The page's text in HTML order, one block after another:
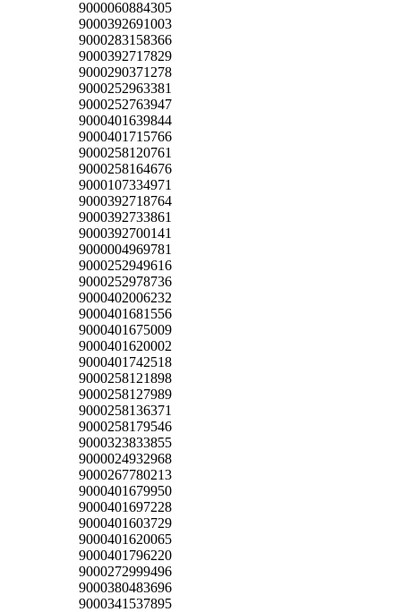
9000060884305
9000392691003
9000283158366
9000392717829
9000290371278
9000252963381
9000252763947
9000401639844
9000401715766
9000258120761
9000258164676
9000107334971
9000392718764
9000392733861
9000392700141
9000004969781
9000252949616
9000252978736
9000402006232
9000401681556
9000401675009
9000401620002
9000401742518
9000258121898
9000258127989
9000258136371
9000258179546
9000323833855
9000024932968
9000267780213
9000401679950
9000401697228
9000401603729
9000401620065
9000401796220
9000272999496
9000380483696
9000341537895